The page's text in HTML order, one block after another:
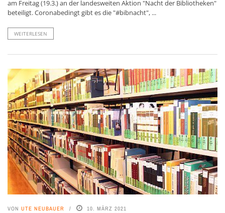
am Freitag (19.3.) an der landesweiten Aktion "Nacht der Bibliotheken"
beteiligt. Coronabedingt gibt es die "#bibnacht", ...
WEITERLESEN
VON UTE NEUBAUER 10. MÄRZ 2021